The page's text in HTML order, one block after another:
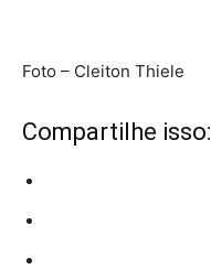
Foto – Cleiton Thiele
Compartilhe isso: